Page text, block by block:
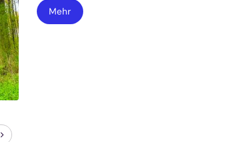
Mehr
Nächste Seite